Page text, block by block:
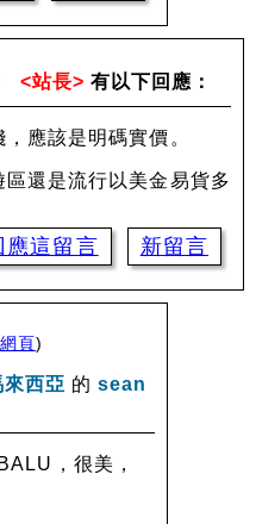
<站長> 有以下回應：
應該是明碼實價。
還是流行以美金易貨多
應這留言 新留言
頁)
來西亞 的 sean
，很美，